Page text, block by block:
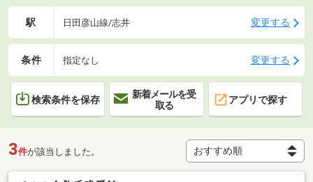
駅 日田彦山線/志井 変更する
条件 指定なし 変更する
検索条件を保存
新着メールを受
取る
アプリで探す
3件が該当しました。